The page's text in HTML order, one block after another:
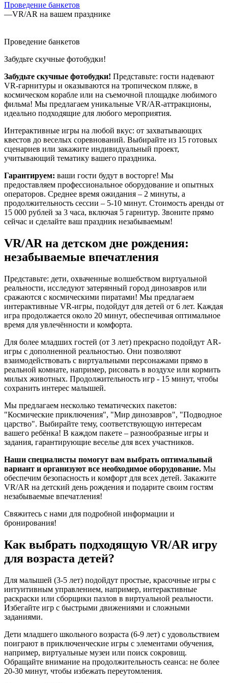
Проведение банкетов
—VR/AR на вашем празднике
Проведение банкетов
Забудьте скучные фотобудки!
Забудьте скучные фотобудки! Представьте: гости надевают
VR-гарнитуры и оказываются на тропическом пляже, в
космическом корабле или на съемочной площадке любимого
фильма! Мы предлагаем уникальные VR/AR-аттракционы,
идеально подходящие для любого мероприятия.
Интерактивные игры на любой вкус: от захватывающих
квестов до веселых соревнований. Выбирайте из 15 готовых
сценариев или закажите индивидуальный проект,
учитывающий тематику вашего праздника.
Гарантируем: ваши гости будут в восторге! Мы
предоставляем профессиональное оборудование и опытных
операторов. Среднее время ожидания – 2 минуты, а
продолжительность сессии – 5-10 минут. Стоимость аренды от
15 000 рублей за 3 часа, включая 5 гарнитур. Звоните прямо
сейчас и сделайте ваш праздник незабываемым!
VR/AR на детском дне рождения:
незабываемые впечатления
Представьте: дети, охваченные волшебством виртуальной
реальности, исследуют затерянный город динозавров или
сражаются с космическими пиратами! Мы предлагаем
интерактивные VR-игры, подойдут для детей от 6 лет. Каждая
игра продолжается около 20 минут, обеспечивая оптимальное
время для увлечённости и комфорта.
Для более младших гостей (от 3 лет) прекрасно подойдут AR-
игры с дополненной реальностью. Они позволяют
взаимодействовать с виртуальными персонажами прямо в
реальной комнате, например, рисовать в воздухе или кормить
милых животных. Продолжительность игр - 15 минут, чтобы
сохранить интерес малышей.
Мы предлагаем несколько тематических пакетов:
"Космические приключения", "Мир динозавров", "Подводное
царство". Выбирайте тему, соответствующую интересам
вашего ребёнка! В каждом пакете – разнообразные игры и
задания, гарантирующие веселье для всех участников.
Наши специалисты помогут вам выбрать оптимальный
вариант и организуют все необходимое оборудование. Мы
обеспечим безопасность и комфорт для всех детей. Закажите
VR/AR на детский день рождения и подарите своим гостям
незабываемые впечатления!
Свяжитесь с нами для подробной информации и
бронирования!
Как выбрать подходящую VR/AR игру
для возраста детей?
Для малышей (3-5 лет) подойдут простые, красочные игры с
интуитивным управлением, например, интерактивные
раскраски или сборщики пазлов в виртуальной реальности.
Избегайте игр с быстрыми движениями и сложными
заданиями.
Дети младшего школьного возраста (6-9 лет) с удовольствием
поиграют в приключенческие игры с элементами обучения,
например, виртуальные музеи или поиск сокровищ.
Обращайте внимание на продолжительность сеанса: не более
20-30 минут, чтобы избежать переутомления.